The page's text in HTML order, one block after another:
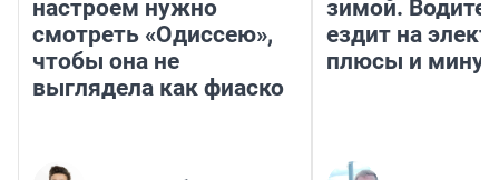
МНЕНИЕ
«Мы видим нового
Нолана»: с каким
чтобы она не
МНЕНИЕ
Тепло для
плюсы и